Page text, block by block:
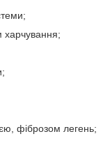
харчування;
фіброзом легень;